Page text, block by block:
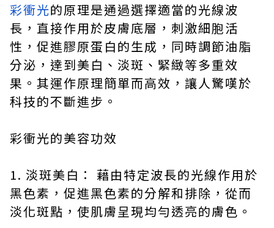
彩衝光的原理是通過選擇適當的光線波
長，直接作用於皮膚底層，刺激細胞活
性，促進膠原蛋白的生成，同時調節油脂
分泌，達到美白、淡斑、緊緻等多重效
果。其運作原理簡單而高效，讓人驚嘆於
科技的不斷進步。
彩衝光的美容功效
1. 淡斑美白： 藉由特定波長的光線作用於
黑色素，促進黑色素的分解和排除，從而
淡化斑點，使肌膚呈現均勻透亮的膚色。